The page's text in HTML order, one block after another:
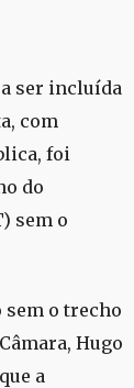
ser incluída
com
foi
do
sem o
sem o trecho
Hugo
a